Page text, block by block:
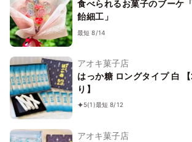
食べられるお菓子のブーケ
飴細工」
最短 8/14
アオキ菓子店
はっか糖 ロングタイプ 白
り】
5(1)最短 8/12
アオキ菓子店